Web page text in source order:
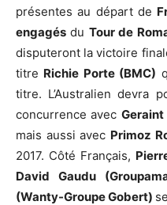
présentes au départ de
engagés du Tour de
disputeront la victoire
titre Richie Porte (BMC)
titre. L’Australien devra
concurrence avec Geraint
mais aussi avec Primoz
2017. Côté Français,
David Gaudu
(Wanty-Groupe Gobert)